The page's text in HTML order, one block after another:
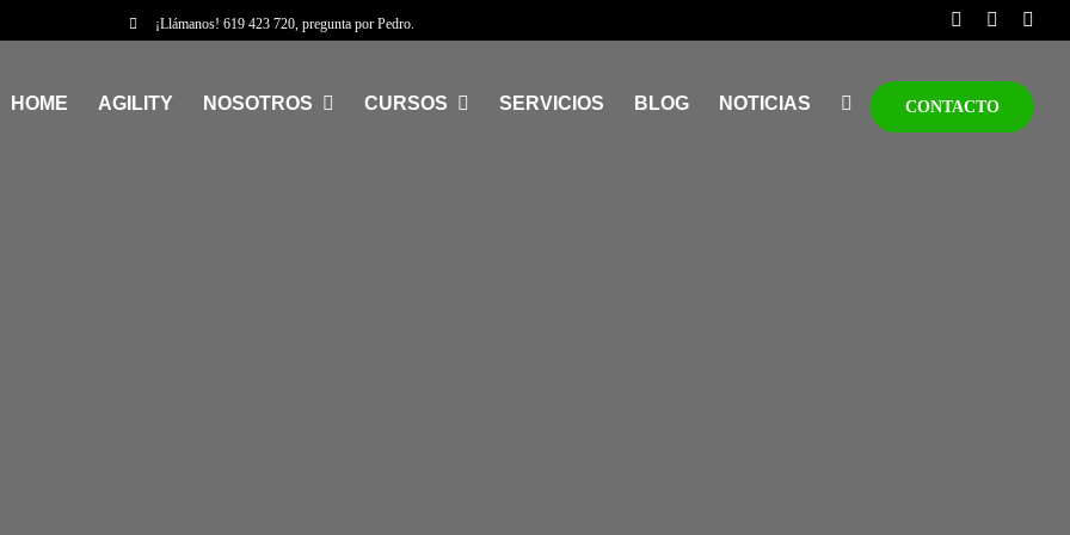
¡Llámanos! 619 423 720, pregunta por Pedro.
HOME AGILITY NOSOTROS CURSOS SERVICIOS BLOG NOTICIAS CONTACTO